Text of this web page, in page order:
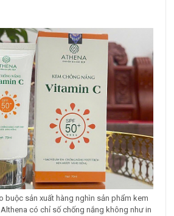
buộc sản xuất hàng nghìn sản phẩm kem
có chỉ số chống nắng không như in